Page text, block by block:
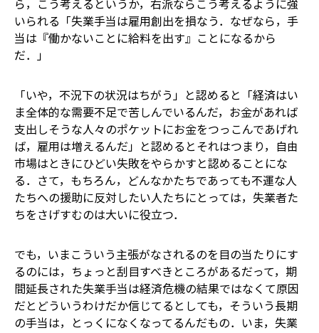
ら，こう考える――というか，右派ならこう考えるように強
いられる――「失業手当は雇用創出を損なう．なぜなら，手
当は『働かないことに給料を出す』ことになるから
だ．」
「いや，不況下の状況はちがう」と認めると――「経済はい
ま全体的な需要不足で苦しんでいるんだ，お金があれば
支出しそうな人々のポケットにお金をつっこんであげれ
ば，雇用は増えるんだ」と認めると――それはつまり，自由
市場はときにひどい失敗をやらかすと認めることにな
る．さて，もちろん，どんなかたちであっても不運な人
たちへの援助に反対したい人たちにとっては，失業者た
ちをさげすむのは大いに役立つ．
でも，いまこういう主張がなされるのを目の当たりにす
るのには，ちょっと刮目すべきところがある――だって，期
間延長された失業手当は経済危機の結果ではなくて原因
だとどういうわけだか信じてるとしても，そういう長期
の手当は，とっくになくなってるんだもの．いま，失業